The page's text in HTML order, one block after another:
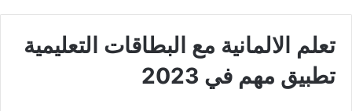
تعلم الالمانية مع البطاقات التعليمية
تطبيق مهم في 2023